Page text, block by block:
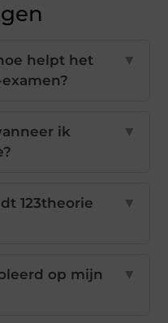
helpt het
▼
ik
▼
123theorie
▼
op mijn
▼